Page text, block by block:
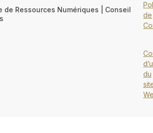
de Ressources Numériques | Conseil
de
du